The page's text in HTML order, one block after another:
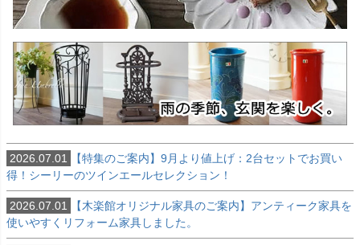
2026.07.01
【特集のご案内】9月より値上げ：2台セットでお買い
得！シーリーのツインエールセレクション！
2026.07.01
【木楽館オリジナル家具のご案内】アンティーク家具を
使いやすくリフォーム家具しました。